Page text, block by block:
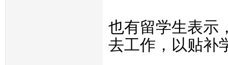
也有留学生表示
去工作，以贴补